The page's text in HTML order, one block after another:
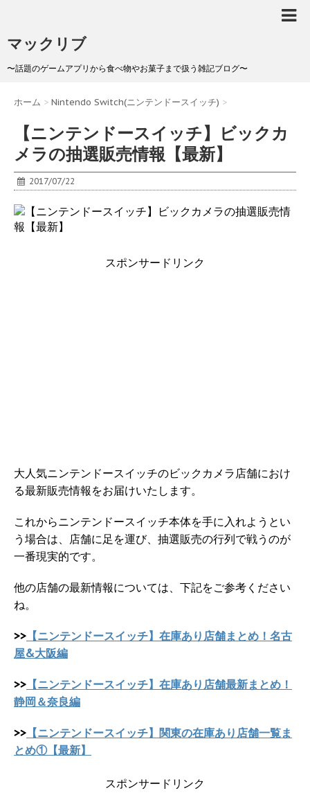
マックリブ
〜話題のゲームアプリから食べ物やお菓子まで扱う雑記ブログ〜
ホーム > Nintendo Switch(ニンテンドースイッチ) >
【ニンテンドースイッチ】ビックカ
メラの抽選販売情報【最新】
2017/07/22
スポンサードリンク
大人気ニンテンドースイッチのビックカメラ店舗におけ
る最新販売情報をお届けいたします。
これからニンテンドースイッチ本体を手に入れようとい
う場合は、店舗に足を運び、抽選販売の行列で戦うのが
一番現実的です。
他の店舗の最新情報については、下記をご参考ください
ね。
>> 【ニンテンドースイッチ】在庫あり店舗まとめ！名古
屋&大阪編
>> 【ニンテンドースイッチ】在庫あり店舗最新まとめ！
静岡＆奈良編
>> 【ニンテンドースイッチ】関東の在庫あり店舗一覧ま
とめ①【最新】
スポンサードリンク